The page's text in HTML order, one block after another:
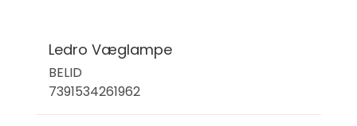
Ledro Væglampe
BELID
7391534261962